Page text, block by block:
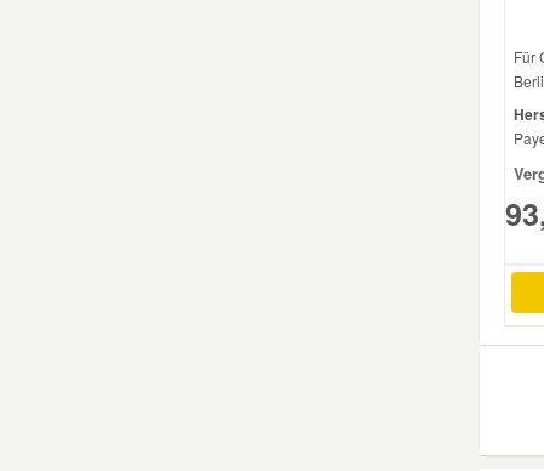
Für